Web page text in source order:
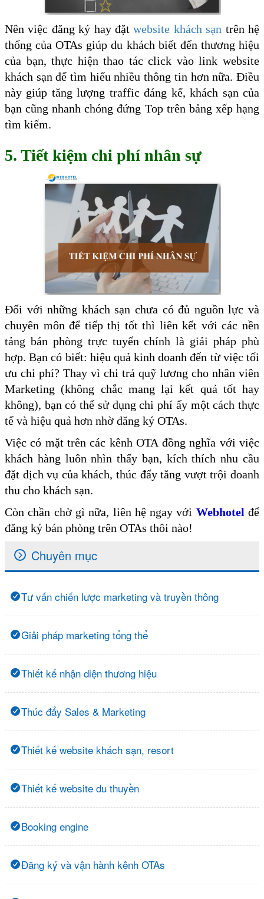
Nên việc đăng ký hay đặtwebsite khách sạn trên hệ
thống của OTAs giúp du khách biết đến thương hiệu
của bạn, thực hiện thao tác click vào link website
khách sạn để tìm hiểu nhiều thông tin hơn nữa. Điều
này giúp tăng lượng traffic đáng kể, khách sạn của
bạn cũng nhanh chóng đứng Top trên bảng xếp hạng
tìm kiếm.
5. Tiết kiệm chi phí nhân sự
Đối với những khách sạn chưa có đủ nguồn lực và
chuyên môn để tiếp thị tốt thì liên kết với các nền
tảng bán phòng trực tuyến chính là giải pháp phù
hợp. Bạn có biết: hiệu quả kinh doanh đến từ việc tối
ưu chi phí? Thay vì chi trả quỹ lương cho nhân viên
Marketing (không chắc mang lại kết quả tốt hay
không), bạn có thể sử dụng chi phí ấy một cách thực
tế và hiệu quả hơn nhờ đăng ký OTAs.
Việc có mặt trên các kênh OTA đồng nghĩa với việc
khách hàng luôn nhìn thấy bạn, kích thích nhu cầu
đặt dịch vụ của khách, thúc đẩy tăng vượt trội doanh
thu cho khách sạn.
Còn chần chờ gì nữa, liên hệ ngay với Webhotel để
đăng ký bán phòng trên OTAs thôi nào!
Chuyên mục
Tư vấn chiến lược marketing và truyền thông
Giải pháp marketing tổng thể
Thiết kế nhận diện thương hiệu
Thúc đẩy Sales & Marketing
Thiết kế website khách sạn, resort
Thiết kế website du thuyền
Booking engine
Đăng ký và vận hành kênh OTAs